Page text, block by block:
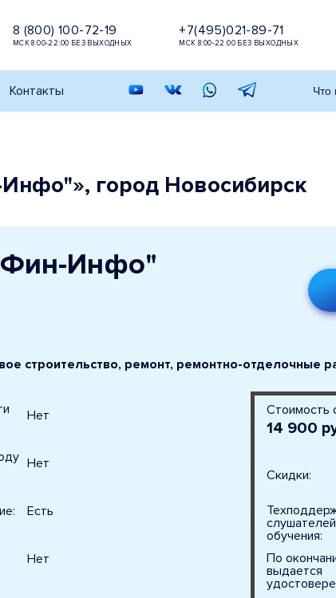
8 (800) 100-72-19
МСК 8:00-22:00 БЕЗ ВЫХОДНЫХ
+7(495)021-89-71
МСК 8:00-22:00 БЕЗ ВЫХОДНЫХ
Контакты
город Новосибирск
Инфо"
строительство, ремонт, ремонтно-отделочные
Нет
Нет
Есть
Нет
Стоимость
14 900
Скидки:
обучения:
По
выдается